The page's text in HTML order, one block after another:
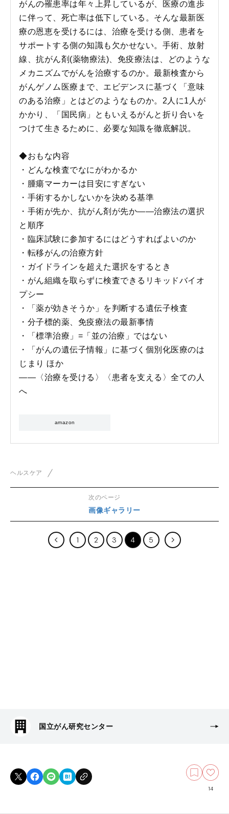
がんの罹患率は年々上昇しているが、医療の進歩
に伴って、死亡率は低下している。そんな最新医
療の恩恵を受けるには、治療を受ける側、患者を
サポートする側の知識も欠かせない。手術、放射
線、抗がん剤(薬物療法)、免疫療法は、どのような
メカニズムでがんを治療するのか。最新検査から
がんゲノム医療まで、エビデンスに基づく「意味
のある治療」とはどのようなものか。2人に1人が
かかり、「国民病」ともいえるがんと折り合いを
つけて生きるために、必要な知識を徹底解説。
◆おもな内容
・どんな検査でなにがわかるか
・腫瘍マーカーは目安にすぎない
・手術するかしないかを決める基準
・手術が先か、抗がん剤が先か――治療法の選択
と順序
・臨床試験に参加するにはどうすればよいのか
・転移がんの治療方針
・ガイドラインを超えた選択をするとき
・がん組織を取らずに検査できるリキッドバイオ
プシー
・「薬が効きそうか」を判断する遺伝子検査
・分子標的薬、免疫療法の最新事情
・「標準治療」=「並の治療」ではない
・「がんの遺伝子情報」に基づく個別化医療のは
じまり ほか
――〈治療を受ける〉〈患者を支える〉全ての人
へ
amazon
ヘルスケア
次のページ
画像ギャラリー
1 2 3 4 5
国立がん研究センター
14